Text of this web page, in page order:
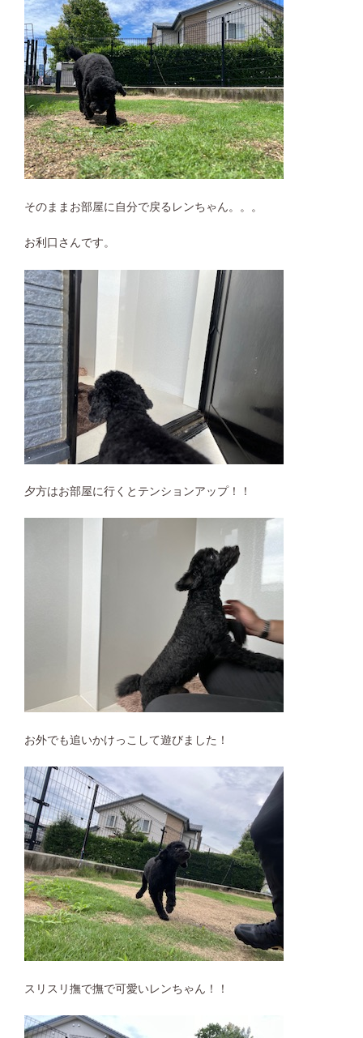
そのままお部屋に自分で戻るレンちゃん。。。
お利口さんです。
夕方はお部屋に行くとテンションアップ！！
お外でも追いかけっこして遊びました！
スリスリ撫で撫で可愛いレンちゃん！！